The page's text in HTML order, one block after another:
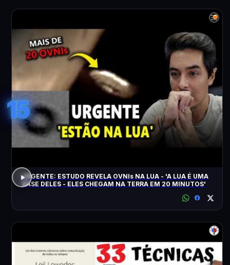
15
URGENTE: ESTUDO REVELA OVNIs NA LUA - 'A LUA É UMA
BASE DELES - ELES CHEGAM NA TERRA EM 20 MINUTOS'